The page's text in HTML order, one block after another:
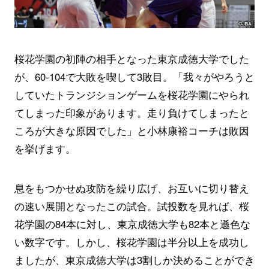
桜花学園の初陣の相手となった東京成徳大学でした
が、60-104で大敗を喫して3敗目。「我々がやろうと
していたトランジションゲームを桜花学園にやられ
てしまった印象があります。走り負けてしまったと
ころが大きな原因でした」と小林康裕コーチは敗因
を挙げます。
息をもつかせぬ攻防を繰り広げ、お互いに切り替え
の速い展開となったこの試合。試投数を見れば、桜
花学園の84本に対し、東京成徳大学も82本と遜色な
い数字です。しかし、桜花学園は半分以上を成功し
ましたが、東京成徳大学は3割しか決めることができ